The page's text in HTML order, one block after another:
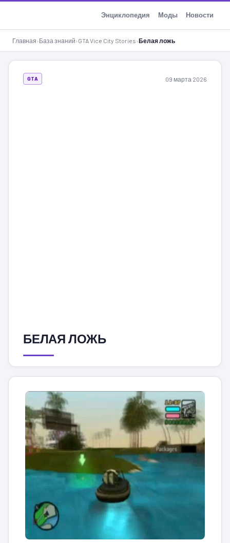
Энциклопедия Моды Новости
Главная›База знаний›GTA Vice City Stories›Белая ложь
GTA 09 марта 2026
БЕЛАЯ ЛОЖЬ